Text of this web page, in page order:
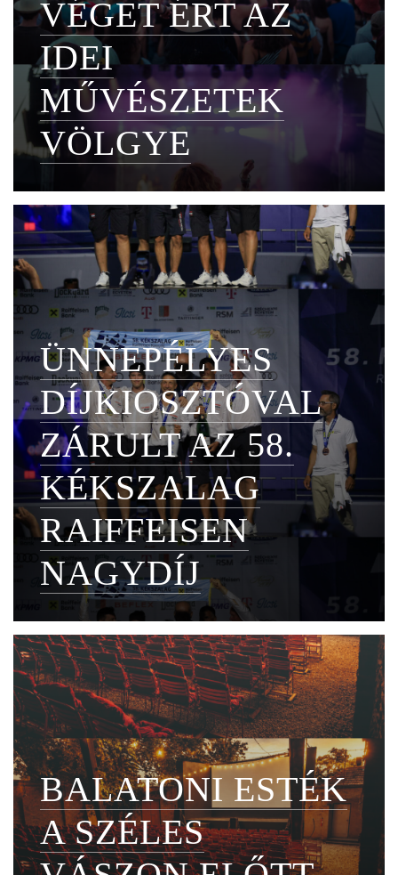
VÉGET ÉRT AZ
IDEI
MŰVÉSZETEK
VÖLGYE
ÜNNEPÉLYES
DÍJKIOSZTÓVAL
ZÁRULT AZ 58.
KÉKSZALAG
RAIFFEISEN
NAGYDÍJ
BALATONI ESTÉK
A SZÉLES